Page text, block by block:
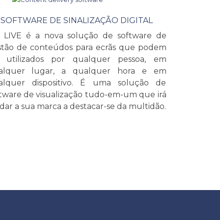
SOFTWARE DE SINALIZAÇÃO DIGITAL
LIVE é a nova solução de software de
de conteúdos para ecrãs que podem
utilizados por qualquer pessoa, em
lugar, a qualquer hora e em
dispositivo. É uma solução de
de visualização tudo-em-um que irá
a sua marca a destacar-se da multidão.